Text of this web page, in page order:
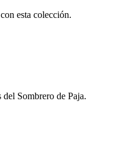
esta colección.
Sombrero de Paja.